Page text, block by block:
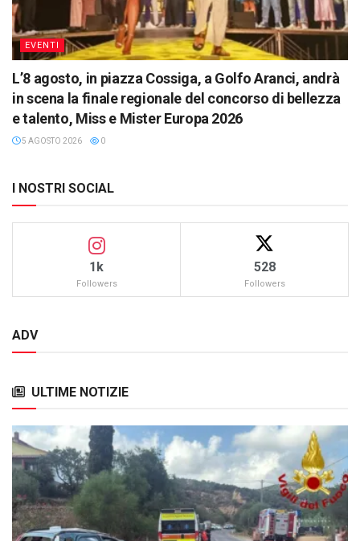
EVENTI
L’8 agosto, in piazza Cossiga, a Golfo Aranci, andrà
in scena la finale regionale del concorso di bellezza
e talento, Miss e Mister Europa 2026
5 AGOSTO 2026 0
I NOSTRI SOCIAL
1k
Followers
528
Followers
ADV
ULTIME NOTIZIE